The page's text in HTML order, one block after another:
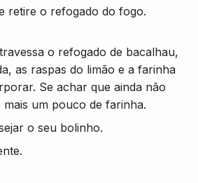
retire o refogado do fogo.
o refogado de bacalhau,
as raspas do limão e a farinha
Se achar que ainda não
mais um pouco de farinha.
o seu bolinho.